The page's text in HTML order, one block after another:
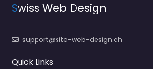
Swiss Web Design
support@site-web-design.ch
Quick Links